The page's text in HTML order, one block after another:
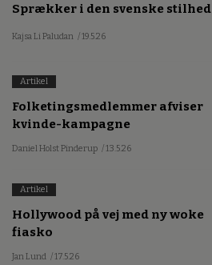
Sprækker i den svenske stilhed
Kajsa Li Paludan / 19.5.26
Artikel
Folketingsmedlemmer afviser
kvinde-kampagne
Daniel Holst Pinderup / 13.5.26
Artikel
Hollywood på vej med ny woke
fiasko
Jan Lund / 17.5.26